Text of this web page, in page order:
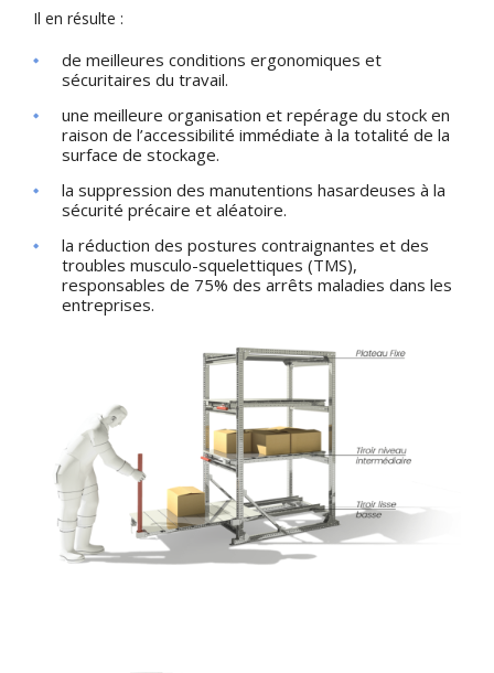
Il en résulte :
de meilleures conditions ergonomiques et
sécuritaires du travail.
une meilleure organisation et repérage du stock en
raison de l’accessibilité immédiate à la totalité de la
surface de stockage.
la suppression des manutentions hasardeuses à la
sécurité précaire et aléatoire.
la réduction des postures contraignantes et des
troubles musculo-squelettiques (TMS),
responsables de 75% des arrêts maladies dans les
entreprises.